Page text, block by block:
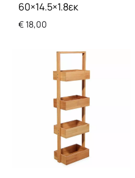
60×14.5×1.8εκ
€18,00